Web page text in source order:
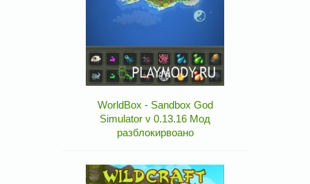
WorldBox - Sandbox God
Simulator v 0.13.16 Мод
разблокирвоано